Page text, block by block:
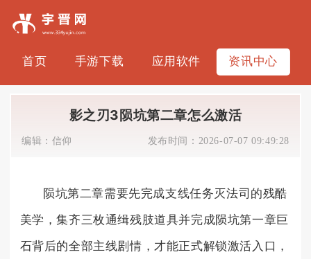
首页 手游下载 应用软件 资讯中心
影之刃3陨坑第二章怎么激活
编辑： 信仰 发布时间： 2026-07-07 09:49:28
陨坑第二章需要先完成支线任务灭法司的残酷
美学，集齐三枚通缉残肢道具并完成陨坑第一章巨
石背后的全部主线剧情，才能正式解锁激活入口，